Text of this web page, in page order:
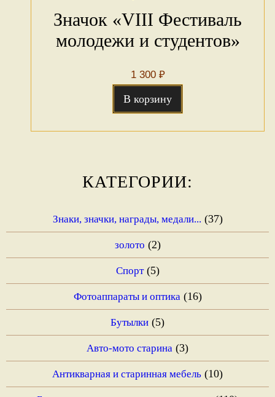
Значок «VIII Фестиваль
молодежи и студентов»
1 300 ₽
В корзину
КАТЕГОРИИ:
Знаки, значки, награды, медали... (37)
золото (2)
Спорт (5)
Фотоаппараты и оптика (16)
Бутылки (5)
Авто-мото старина (3)
Антикварная и старинная мебель (10)